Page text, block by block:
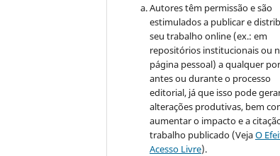
Autores têm permissão e são
estimulados a publicar e
seu trabalho online (ex.: em
repositórios institucionais ou
página pessoal) a qualquer
antes ou durante o processo
editorial, já que isso pode
alterações produtivas, bem
aumentar o impacto e a
trabalho publicado (VejaO
Acesso Livre).